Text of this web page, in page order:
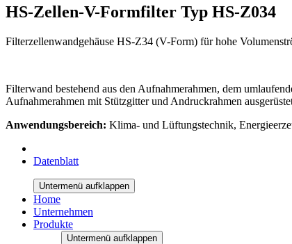
HS-Zellen-V-Formfilter Typ HS-Z034
Filterzellenwandgehäuse HS-Z34 (V-Form) für hohe
Filterwand bestehend aus den Aufnahmerahmen, dem
Aufnahmerahmen mit Stützgitter und Andruckrahmen
Anwendungsbereich: Klima- und Lüftungstechnik,
Datenblatt
Untermenü aufklappen
Home
Unternehmen
Produkte
Untermenü aufklappen